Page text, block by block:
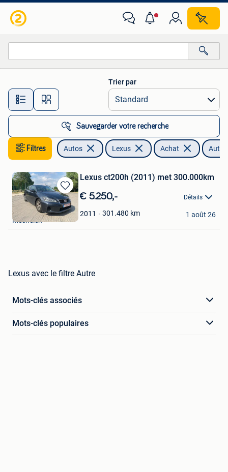
Toutes les distances…
Trier par
Sauvegarder votre recherche
Filtres Autos Lexus Achat Autre
Sauvegarder
dans
Mes
Favoris
Lexus ct200h (2011) met 300.000km
€ 5.250,- Détails
2011 301.480 km
TimBuhck
Mechelen
1 août 26
Lexus avec le filtre Autre
Mots-clés associés
Mots-clés populaires